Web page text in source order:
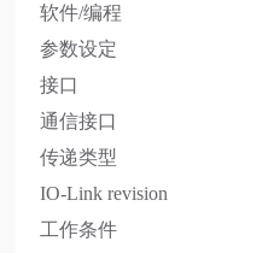
软件/编程
参数设定
接口
通信接口
传递类型
IO-Link revision
工作条件